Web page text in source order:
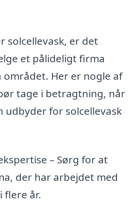
solcellevask, er det
et pålideligt firma
Her er nogle af
tage i betragtning, når
udbyder for solcellevask
– Sørg for at
der har arbejdet med
flere år.